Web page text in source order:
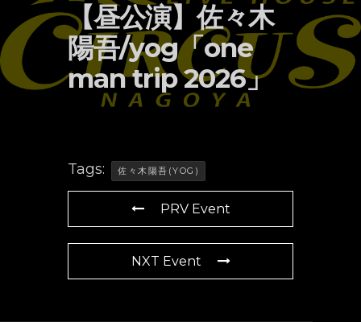
【昼公演】佐々木
陽吾/yog「one
man trip 2026」
Tags: 佐々木陽吾(YOG)
PRV Event
NXT Event